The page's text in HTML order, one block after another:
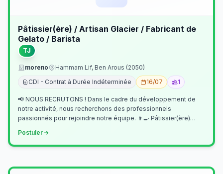
Pâtissier(ère) / Artisan Glacier / Fabricant de
Gelato / Barista
TJ
moreno
Hammam Lif, Ben Arous (2050)
CDI - Contrat à Durée Indéterminée
16/07 1
📢 NOUS RECRUTONS ! Dans le cadre du développement de
notre activité, nous recherchons des professionnels
passionnés pour rejoindre notre équipe. 👨‍🍳 Pâtissier(ère)
Postuler